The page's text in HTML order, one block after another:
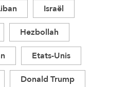
Israël
Hezbollah
Etats-Unis
Donald Trump